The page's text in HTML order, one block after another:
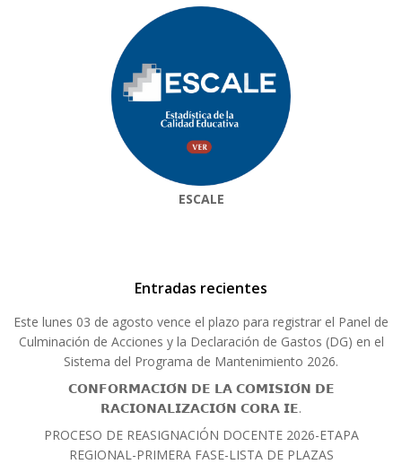
ESCALE
Entradas recientes
Este lunes 03 de agosto vence el plazo para registrar el Panel de
Culminación de Acciones y la Declaración de Gastos (DG) en el
Sistema del Programa de Mantenimiento 2026.
𝗖𝗢𝗡𝗙𝗢𝗥𝗠𝗔𝗖𝗜𝗢́𝗡 𝗗𝗘 𝗟𝗔 𝗖𝗢𝗠𝗜𝗦𝗜𝗢́𝗡 𝗗𝗘
𝗥𝗔𝗖𝗜𝗢𝗡𝗔𝗟𝗜𝗭𝗔𝗖𝗜𝗢́𝗡 𝗖𝗢𝗥𝗔 𝗜𝗘.
PROCESO DE REASIGNACIÓN DOCENTE 2026-ETAPA
REGIONAL-PRIMERA FASE-LISTA DE PLAZAS